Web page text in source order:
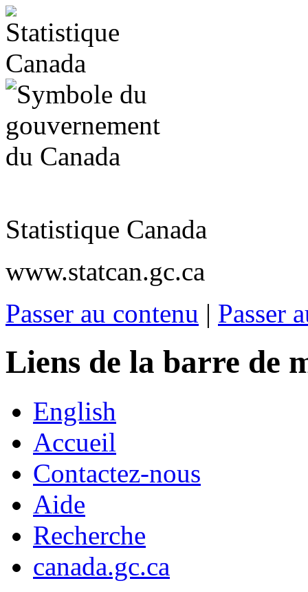
Statistique Canada
www.statcan.gc.ca
Passer au contenu | Passer
Liens de la barre de
English
Accueil
Contactez-nous
Aide
Recherche
canada.gc.ca